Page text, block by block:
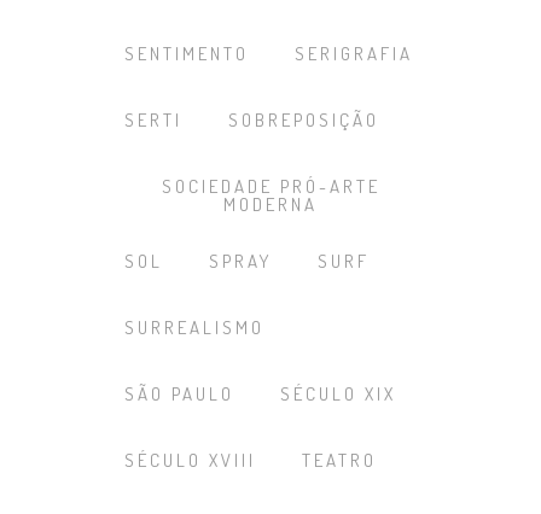
SENTIMENTO SERIGRAFIA
SERTI SOBREPOSIÇÃO
SOCIEDADE PRÓ-ARTE
MODERNA
SOL SPRAY SURF
SURREALISMO
SÃO PAULO SÉCULO XIX
SÉCULO XVIII TEATRO